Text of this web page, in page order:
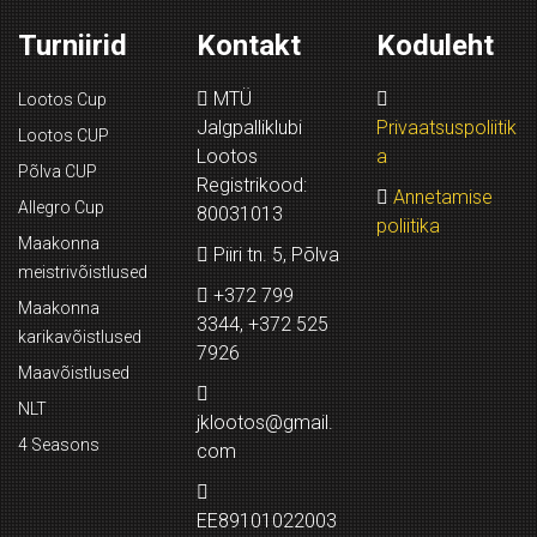
Turniirid
Lootos Cup
Lootos CUP
Põlva CUP
Allegro Cup
Maakonna
meistrivõistlused
Maakonna
karikavõistlused
Maavõistlused
NLT
4 Seasons
Kontakt
MTÜ
Jalgpalliklubi
Lootos
Registrikood:
80031013
Piiri tn. 5, Põlva
+372 799
3344, +372 525
7926
jklootos@gmail.
com
EE89101022003
Koduleht
Privaatsuspoliitik
a
Annetamise
poliitika